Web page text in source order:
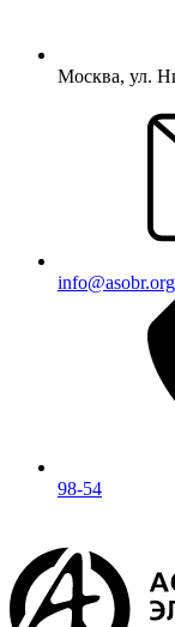
Москва, ул.
info@asobr.org
98-54